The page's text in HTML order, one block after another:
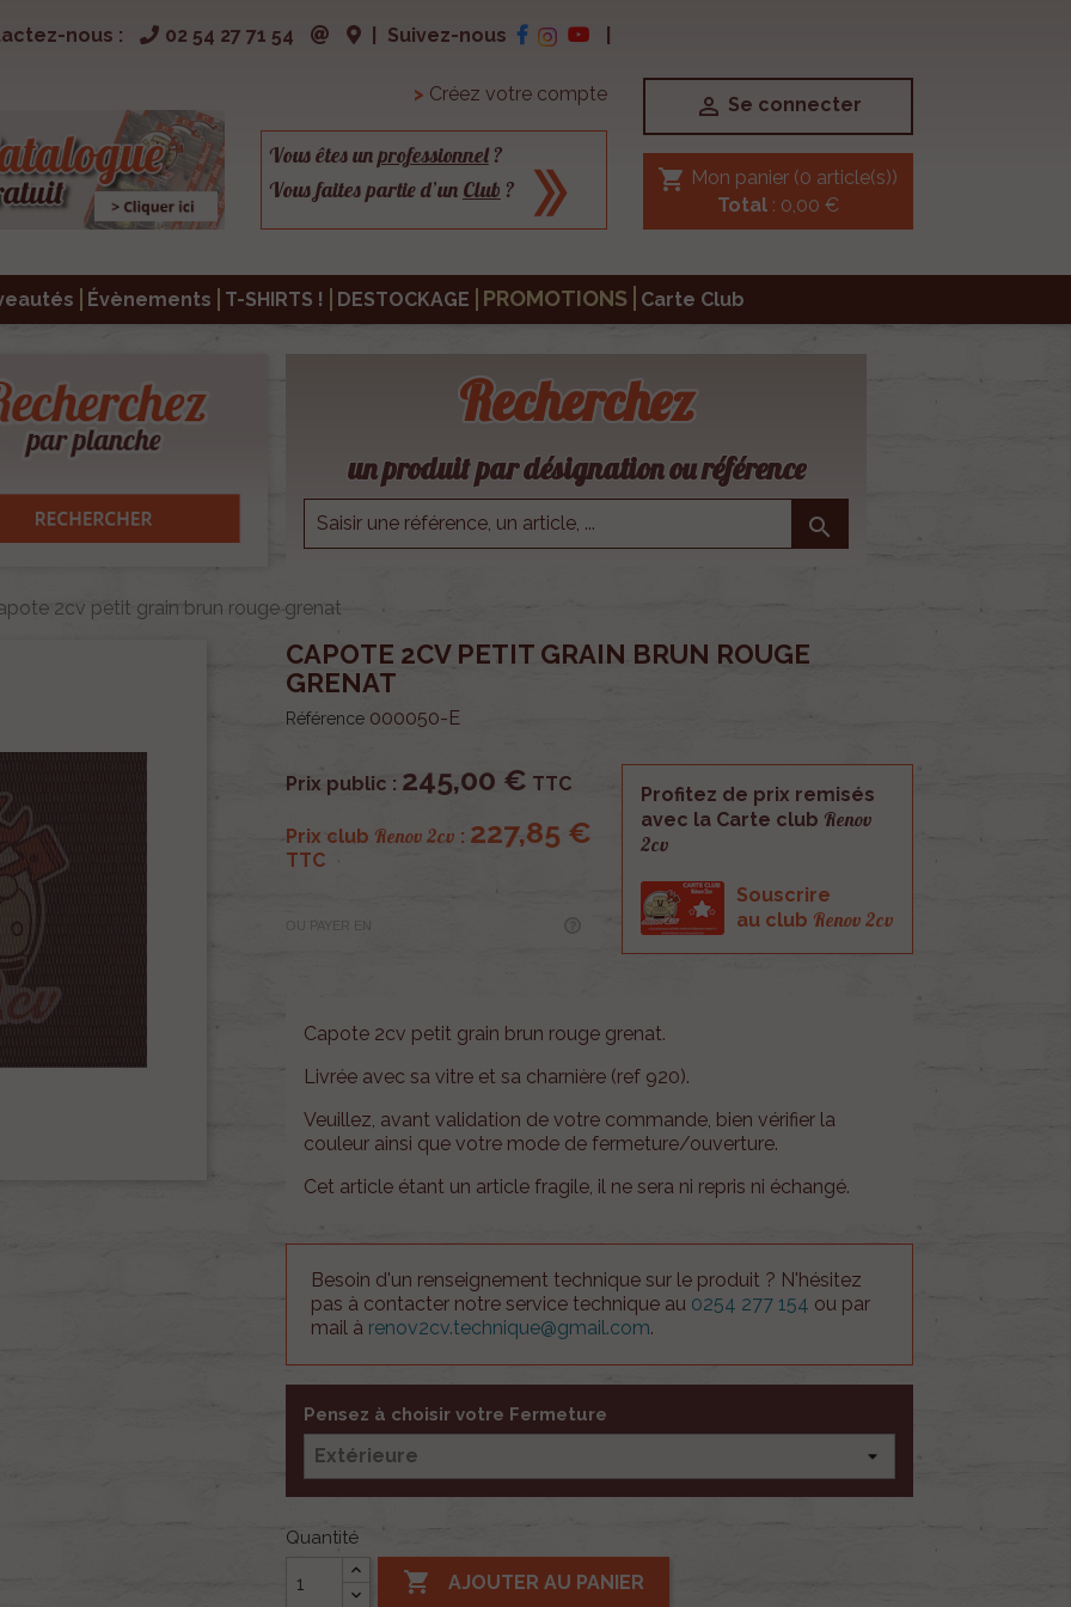
nous : 02 54 27 71 54 Suivez-nous
> Créez votre compte
Vous êtes unprofessionnel?
Vous faites partie d’un Club ?
 Se connecter
shopping_cart Mon panier (0 article(s))
Total: 0,00 €
Évènements T-SHIRTS ! DESTOCKAGE PROMOTIONS Carte Club
Recherchez
un produit par désignation ou référence

2cv petit grain brun rouge grenat
CAPOTE 2CV PETIT GRAIN BRUN ROUGE
GRENAT
Référence 000050-E
Prix public : 245,00 € TTC
Prix club Renov 2cv : 227,85 €
TTC
OU PAYER EN
Profitez de prix remisés
avec la Carte club Renov
2cv
Souscrire
au club Renov 2cv
Capote 2cv petit grain brun rouge grenat.
Livrée avec sa vitre et sa charnière (ref 920).
Veuillez, avant validation de votre commande, bien vérifier la
couleur ainsi que votre mode de fermeture/ouverture.
Cet article étant un article fragile, il ne sera ni repris ni échangé.
Besoin d'un renseignement technique sur le produit ? N'hésitez
pas à contacter notre service technique au 0254 277 154 ou par
mail à renov2cv.technique@gmail.com.
Pensez à choisir votre Fermeture
Quantité
 AJOUTER AU PANIER